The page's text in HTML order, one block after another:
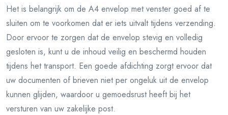
Het is belangrijk om de A4 envelop met venster goed af te
sluiten om te voorkomen dat er iets uitvalt tijdens verzending.
Door ervoor te zorgen dat de envelop stevig en volledig
gesloten is, kunt u de inhoud veilig en beschermd houden
tijdens het transport. Een goede afdichting zorgt ervoor dat
uw documenten of brieven niet per ongeluk uit de envelop
kunnen glijden, waardoor u gemoedsrust heeft bij het
versturen van uw zakelijke post.